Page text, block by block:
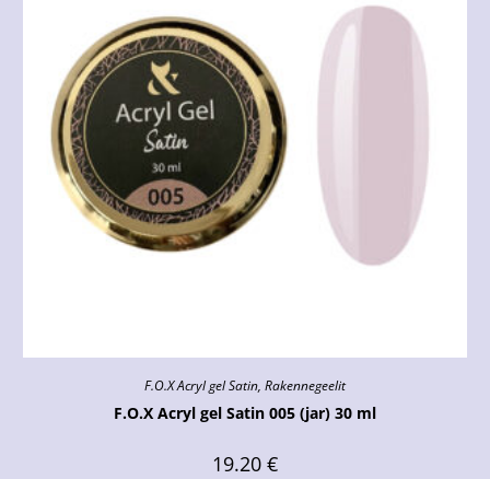
F.O.X Acryl gel Satin, Rakennegeelit
F.O.X Acryl gel Satin 005 (jar) 30 ml
19.20 €